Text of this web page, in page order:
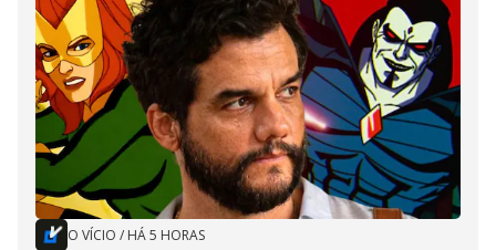
O VÍCIO / HÁ 5 HORAS